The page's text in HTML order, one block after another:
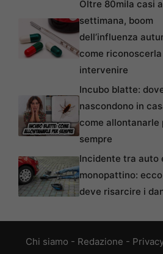
Oltre 80mila casi
settimana, boom
dell’influenza
come
intervenire
Incubo blatte:
nascondono in
come allontanarle
sempre
Incidente tra auto
monopattino:
deve risarcire i
Chi siamo - Redazione -